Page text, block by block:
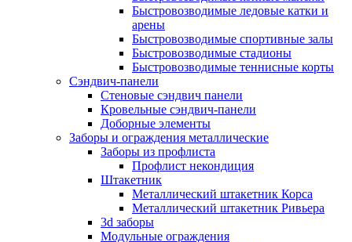
Быстровозводимые ледовые катки и
арены
Быстровозводимые спортивные залы
Быстровозводимые стадионы
Быстровозводимые теннисные корты
Сэндвич-панели
Стеновые сэндвич панели
Кровельные сэндвич-панели
Доборные элементы
Заборы и ограждения металлические
Заборы из профлиста
Профлист некондиция
Штакетник
Металлический штакетник Корса
Металлический штакетник Ривьера
3d заборы
Модульные ограждения